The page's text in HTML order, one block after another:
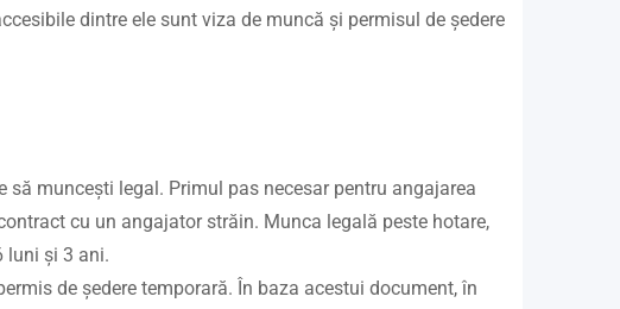
dintre ele sunt viza de muncă și permisul de ședere
muncești legal. Primul pas necesar pentru angajarea
cu un angajator străin. Munca legală peste hotare,
luni și 3 ani.
de ședere temporară. În baza acestui document, în